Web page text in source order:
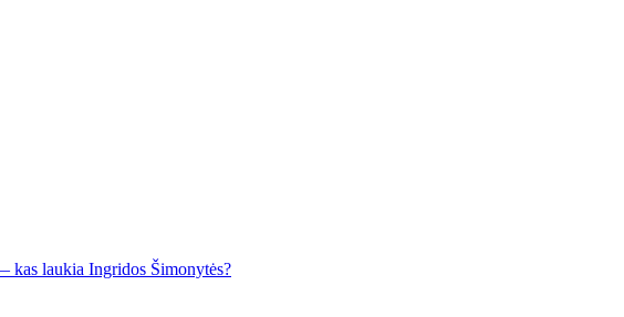
laukia Ingridos Šimonytės?